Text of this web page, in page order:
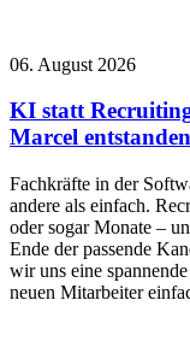
06. August 2026
KI statt
Marcel
Fachkräfte in der
andere als einfach.
oder sogar Monate –
Ende der passende
wir uns eine
neuen Mitarbeiter